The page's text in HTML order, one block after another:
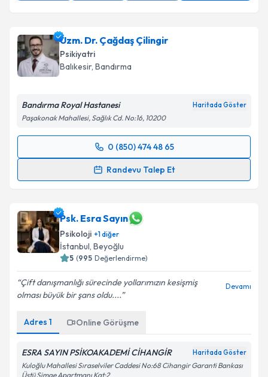
Uzm. Dr. Çağdaş Çilingir
Psikiyatri
Balıkesir, Bandırma
Bandırma Royal Hastanesi Haritada Göster
Paşakonak Mahallesi, Sağlık Cd. No:16, 10200
0 (850) 474 48 65
Randevu Talep Et
Randevu Takvimi Talebi
takvim hazırlandığında e-posta ile bilgilendireceğiz.
E-posta Adresiniz
Kişisel verilerimin işlenmesine ilişkin
kapsamda işlenmesini kabul ediyorum.
Takvim Talebini Gönder
Psk. Esra Sayın
Psikoloji +1diğer
İstanbul, Beyoğlu
5 (995 Değerlendirme)
Çift danışmanlığı sürecinde yollarımızın kesişmiş
olması büyük bir şans oldu....
Devamı
Adres 1 Online Görüşme
ESRA SAYIN PSİKOAKADEMİ CİHANGİR Haritada Göster
Kuloğlu Mahallesi Sıraselviler Caddesi No:68 Cihangir Garanti Bankası
Üstü Simge Apartmanı Kat:2